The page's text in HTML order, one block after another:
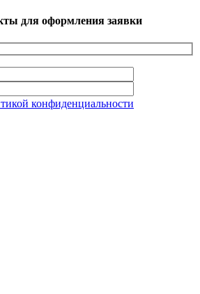
для оформления заявки
конфиденциальности